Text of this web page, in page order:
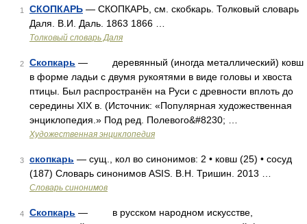
1 СКОПКАРЬ — СКОПКАРЬ, см. скобкарь. Толковый словарь
Даля. В.И. Даль. 1863 1866 …
Толковый словарь Даля
2 Скопкарь — деревянный (иногда металлический) ковш
в форме ладьи с двумя рукоятями в виде головы и хвоста
птицы. Был распространён на Руси с древности вплоть до
середины XIX в. (Источник: «Популярная художественная
энциклопедия.» Под ред. Полевого&#8230; …
Художественная энциклопедия
3 скопкарь — сущ., кол во синонимов: 2 • ковш (25) • сосуд
(187) Словарь синонимов ASIS. В.Н. Тришин. 2013 …
Словарь синонимов
4 Скопкарь — в русском народном искусстве,